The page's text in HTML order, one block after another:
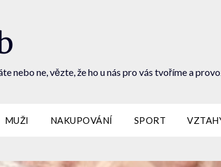
ne, vězte, že ho u nás pro vás tvoříme a
MUŽI NAKUPOVÁNÍ SPORT